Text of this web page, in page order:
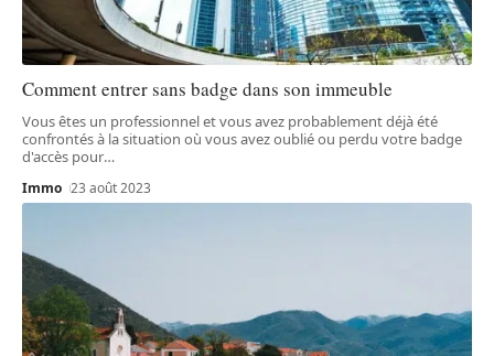
Comment entrer sans badge dans son immeuble
Vous êtes un professionnel et vous avez probablement déjà été
confrontés à la situation où vous avez oublié ou perdu votre badge
d'accès pour…
Immo 23 août 2023